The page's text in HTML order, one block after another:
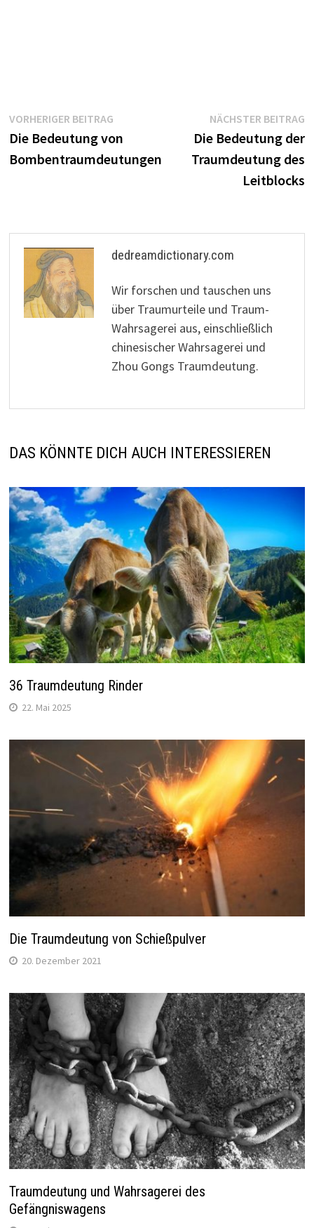
Beitragsnavigation
VORHERIGER BEITRAGVorheriger
Beitrag:
Die Bedeutung von
Bombentraumdeutungen
NÄCHSTER BEITRAG
Die Bedeutung der
Traumdeutung des
Leitblocks
dedreamdictionary.com
Wir forschen und tauschen uns
über Traumurteile und Traum-
Wahrsagerei aus, einschließlich
chinesischer Wahrsagerei und
Zhou Gongs Traumdeutung.
DAS KÖNNTE DICH AUCH INTERESSIEREN
36 Traumdeutung Rinder
22. Mai 2025
Die Traumdeutung von Schießpulver
20. Dezember 2021
Traumdeutung und Wahrsagerei des
Gefängniswagens